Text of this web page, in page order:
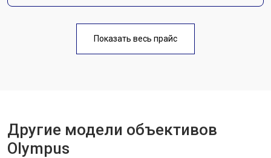
Показать весь прайс
Другие модели объективов
Olympus